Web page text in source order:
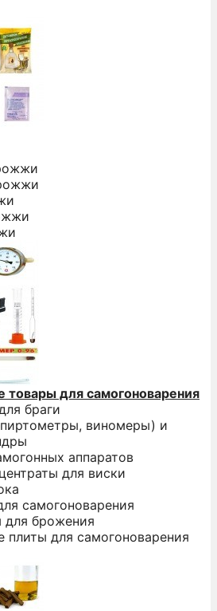
для самогоноварения
браги
виномеры) и
аппаратов
для виски
самогоноварения
для брожения
плиты для самогоноварения